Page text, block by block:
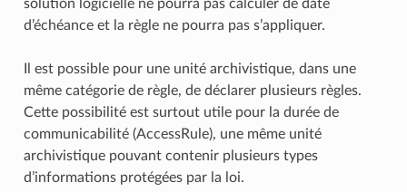
solution logicielle ne pourra pas calculer de date
d’échéance et la règle ne pourra pas s’appliquer.
Il est possible pour une unité archivistique, dans une
même catégorie de règle, de déclarer plusieurs règles.
Cette possibilité est surtout utile pour la durée de
communicabilité (AccessRule), une même unité
archivistique pouvant contenir plusieurs types
d’informations protégées par la loi.